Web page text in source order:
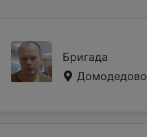
Бригада
Домодедово